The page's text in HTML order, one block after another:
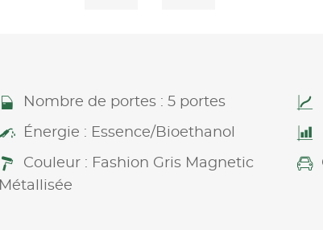
Nombre de portes : 5 portes
Énergie : Essence/Bioethanol
Couleur : Fashion Gris Magnetic
Métallisée